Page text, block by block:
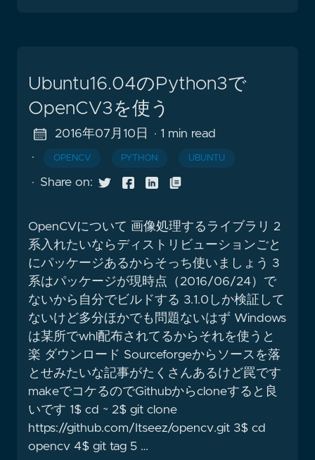
Ubuntu16.04のPython3で
OpenCV3を使う
2016年07月10日
· 1 min read
·
OPENCV PYTHON UBUNTU
· Share on:
OpenCVについて 画像処理するライブラリ 2
系入れたいならディストリビューションごと
にパッケージあるからそっち使いましょう 3
系はパッケージが現時点（2016/06/24）で
ないから自分でビルドする 3.1.0しか検証して
ないけど多分ほかでも問題ないはず Windows
は某所でwhl配布されてるからそれを使うと
楽 ダウンロード Sourceforgeからソースを落
とせみたいな記事がたくさんあるけど罠です
makeでコケるのでGithubからcloneすると良
いです 1$ cd ~ 2$ git clone
https://github.com/Itseez/opencv.git 3$ cd
opencv 4$ git tag 5 …